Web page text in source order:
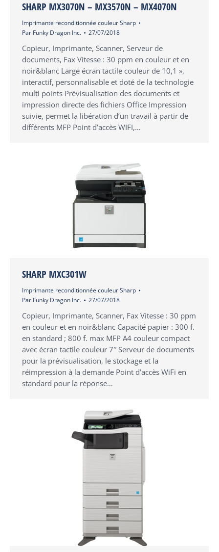
SHARP MX3070N – MX3570N – MX4070N
Imprimante reconditionnée couleur Sharp
Par Funky Dragon Inc. 27/07/2018
Copieur, Imprimante, Scanner, Serveur de
documents, Fax Vitesse : 30 ppm en couleur et en
noir&blanc Large écran tactile couleur de 10,1 »,
interactif, personnalisable et doté de la technologie
multi points Prévisualisation des documents et
impression directe des fichiers Office Impression
suivie, permet la libération d’un travail à partir de
différents MFP Point d’accès WIFI,…
SHARP MXC301W
Imprimante reconditionnée couleur Sharp
Par Funky Dragon Inc. 27/07/2018
Copieur, Imprimante, Scanner, Fax Vitesse : 30 ppm
en couleur et en noir&blanc Capacité papier : 300 f.
en standard ; 800 f. max MFP A4 couleur compact
avec écran tactile couleur 7″ Serveur de documents
pour la prévisualisation, le stockage et la
réimpression à la demande Point d’accès WiFi en
standard pour la réponse…